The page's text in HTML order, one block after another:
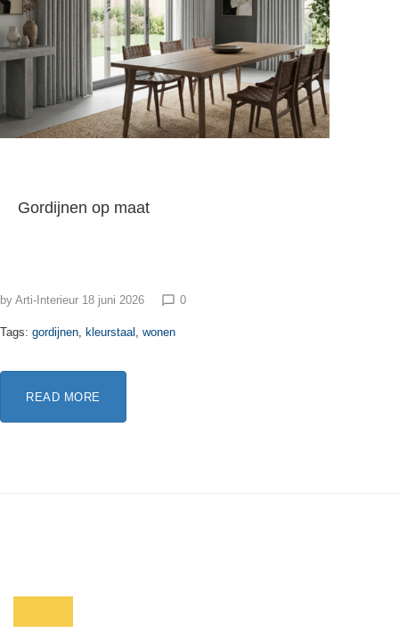
Gordijnen op maat
by Arti-Interieur 18 juni 2026 chat_bubble_outline 0
Tags: gordijnen kleurstaal wonen
READ MORE